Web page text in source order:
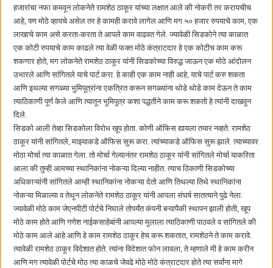
हजारांचा नफा कमवून लोकनेते रामशेठ ठाकूर यांच्या लक्षात आले की नोकरी तर करायचीच
आहे, पण मोठे व्हायचे असेल तर हे कामही करावे लागेल आणि मग ५० हजार रुपयाचे काम, एक
लाखाचे काम असे करता-करता ते आपले काम वाढवत गेले. ज्यावेळी सिडकोने त्या काळात
एक कोटी रुपयाचे काम काढले त्या वेळी फक्त मोठे कंत्राटदार हे एक कोटीच काम करू
शकणार होते, मग लोकनेते रामशेठ ठाकूर यांनी सिडकोच्या विरुद्ध जाऊन एक मोठे आंदोलन
उभारले आणि सांगितले याचे पार्ट करा. हे काही एक काम नाही आहे, याचे पार्ट करु शकता
आणि इथल्या सगळ्या भुमिपूत्रांना एकत्रित करून सगळ्यांना थोडे थोडे काम देऊन ते काम
त्याठिकाणी पूर्ण केले आणि त्यातून भूमिपुत्र कशा पद्धतीने काम करू शकतो हे त्यांनी दाखवून
दिले.
सिडको आली तेव्हा सिडकोला विरोध खूप होता. कोणी ऑफिस द्यायला तयार नव्हते. रामशेठ
ठाकूर यांनी सांगितले, माझ्याकडे ऑफिस सुरू करा. त्यांच्याकडे ऑफिस सुरू झाले. त्याच्यावर
मोठा मोर्चा त्या काळात गेला. तो मोर्चा गेल्यानंतर रामशेठ ठाकूर यांनी सांगितले मोर्चा याकरिता
आला की तुम्ही आमच्या स्थानिकांना नोकऱ्या दिल्या नाहीत. त्याच ठिकाणी सिडकोच्या
अधिकाऱ्यांनी सांगितले आम्ही स्थानिकांना नोकऱ्या देतो आणि तिथल्या तिथे स्थानिकांना
नोकऱ्या मिळाल्या व तेथून लोकनेते रामशेठ ठाकूर यांनी आपला संघर्ष सातत्याने पुढे नेला.
ज्यावेळी मोठे काम जेएनपीटी पोर्टचे निघाले तोपर्यंत कंपनी बऱ्यापैकी स्थापन झाली होती, खूप
मोठे काम होते आणि गणेश नाईकसाहेबांनी आपल्या मुलाला त्याठिकाणी पाठवले व सांगितले की
मोठे काम आले आहे आणि हे काम रामशेठ ठाकूर हेच करू शकतात, रामशेठने ते काम करावे.
त्यावेळी रामशेठ ठाकूर विदेशात होते. त्यांना विदेशात फोन लावला, ते म्हणाले मी हे काम करीन
आणि मग त्यावेळी पोर्टचे मोठ त्या काळचे जेवढे मोठे मोठे कंत्राटदार होते त्या सर्वांना मागे